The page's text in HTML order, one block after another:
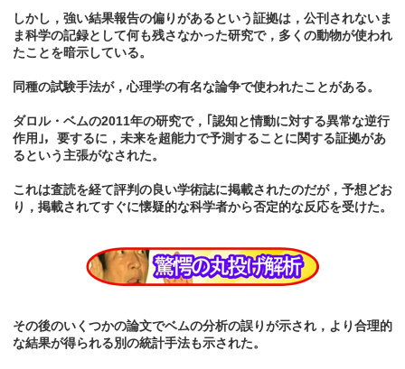
しかし，強い結果報告の偏りがあるという証拠は，公刊されないま
ま科学の記録として何も残さなかった研究で，多くの動物が使われ
たことを暗示している。
同種の試験手法が，心理学の有名な論争で使われたことがある。
ダロル・ベムの2011年の研究で，｢認知と情動に対する異常な逆行
作用｣，要するに，未来を超能力で予測することに関する証拠があ
るという主張がなされた。
これは査読を経て評判の良い学術誌に掲載されたのだが，予想どお
り，掲載されてすぐに懐疑的な科学者から否定的な反応を受けた。
その後のいくつかの論文でベムの分析の誤りが示され，より合理的
な結果が得られる別の統計手法も示された。